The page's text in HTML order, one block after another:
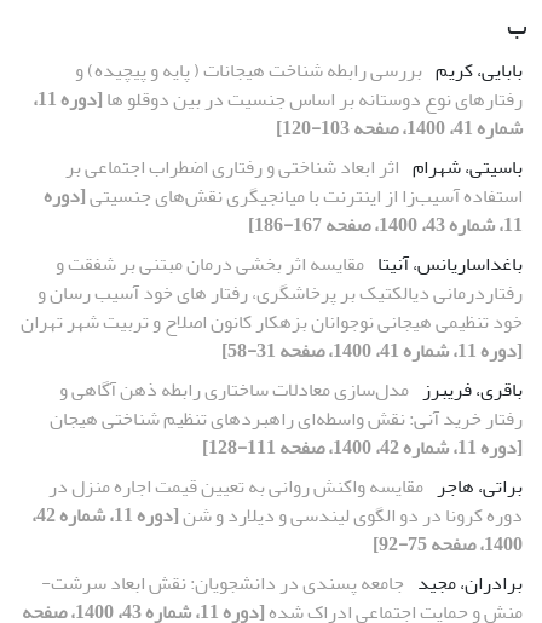
ب
بابایی، کریم بررسی رابطه شناخت هیجانات ( پایه و پیچیده) و
رفتارهای نوع دوستانه بر اساس جنسیت در بین دوقلو ها
[دوره 11،
شماره 41، 1400، صفحه 103-120]
باسیتی، شهرام اثر ابعاد شناختی و رفتاری اضطراب اجتماعی بر
استفاده آسیب‌زا از اینترنت با میانجیگری نقش‌های جنسیتی[دوره
11، شماره 43، 1400، صفحه 167-186]
باغداساریانس، آنیتا مقایسه اثر بخشی درمان مبتنی بر شفقت و
رفتاردرمانی دیالکتیک بر پرخاشگری، رفتار های خود آسیب رسان و
خود تنظیمی هیجانی نوجوانان بزهکار کانون اصلاح و تربیت شهر تهران
[دوره 11، شماره 41، 1400، صفحه 31-58]
باقری، فریبرز مدل‌سازی معادلات ساختاری رابطه ذهن آگاهی و
رفتار خرید آنی: نقش واسطه‌ای راهبردهای تنظیم شناختی هیجان
[دوره 11، شماره 42، 1400، صفحه 111-128]
براتی، هاجر مقایسه واکنش روانی به تعیین قیمت اجاره منزل در
دوره کرونا در دو الگوی لیندسی و دیلارد و شن
[دوره 11، شماره 42،
1400، صفحه 75-92]
برادران، مجید جامعه پسندی در دانشجویان: نقش ابعاد سرشت-
منش و حمایت اجتماعی ادراک شده
[دوره 11، شماره 43، 1400، صفحه